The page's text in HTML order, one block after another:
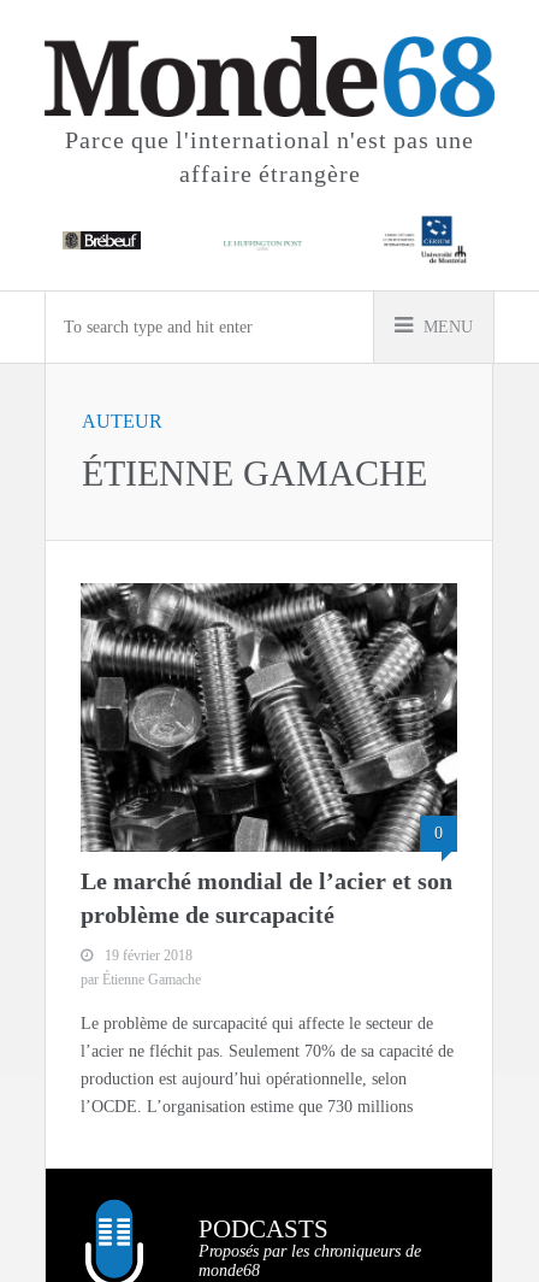
Parce que l'international n'est pas une
affaire étrangère
MENU
AUTEUR
ÉTIENNE GAMACHE
0
Le marché mondial de l’acier et son
problème de surcapacité
19 février 2018
par Étienne Gamache
Le problème de surcapacité qui affecte le secteur de
l’acier ne fléchit pas. Seulement 70% de sa capacité de
production est aujourd’hui opérationnelle, selon
l’OCDE. L’organisation estime que 730 millions
PODCASTS
Proposés par les chroniqueurs de
monde68